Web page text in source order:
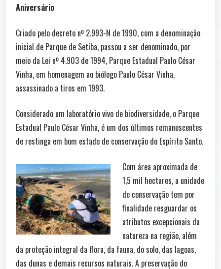
Aniversário
Criado pelo decreto nº 2.993-N de 1990, com a denominação
inicial de Parque de Setiba, passou a ser denominado, por
meio da Lei nº 4.903 de 1994, Parque Estadual Paulo César
Vinha, em homenagem ao biólogo Paulo César Vinha,
assassinado a tiros em 1993.
Considerado um laboratório vivo de biodiversidade, o Parque
Estadual Paulo César Vinha, é um dos últimos remanescentes
de restinga em bom estado de conservação do Espírito Santo.
Com área aproximada de
1,5 mil hectares, a unidade
de conservação tem por
finalidade resguardar os
atributos excepcionais da
natureza na região, além
da proteção integral da flora, da fauna, do solo, das lagoas,
das dunas e demais recursos naturais. A preservação do